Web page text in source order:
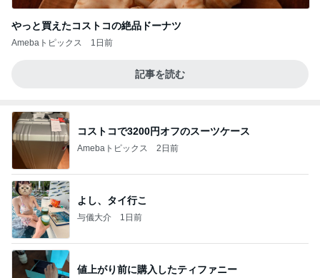
やっと買えたコストコの絶品ドーナツ
Amebaトピックス 1日前
記事を読む
コストコで3200円オフのスーツケース
Amebaトピックス 2日前
よし、タイ行こ
与儀大介 1日前
値上がり前に購入したティファニー